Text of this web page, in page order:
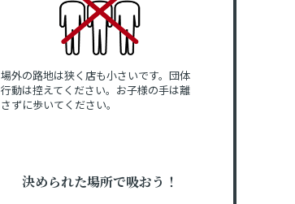
場外の路地は狭く店も小さいです。団体
行動は控えてください。お子様の手は離
さずに歩いてください。
決められた場所で吸おう！